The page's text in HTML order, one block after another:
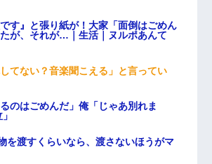
す』と張り紙が！大家「面倒はごめん
が、それが…｜生活｜ヌルポあんて
てない？音楽聞こえる」と言ってい
のはごめんだ」俺「じゃあ別れま
を渡すくらいなら、渡さないほうがマ